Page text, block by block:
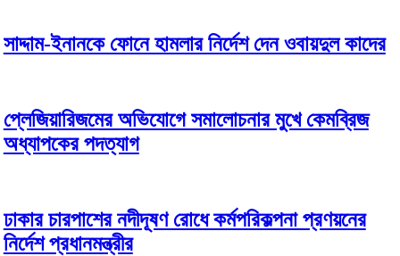
সাদ্দাম-ইনানকে ফোনে হামলার নির্দেশ দেন ওবায়দুল কাদের
প্লেজিয়ারিজমের অভিযোগে সমালোচনার মুখে কেমব্রিজ
অধ্যাপকের পদত্যাগ
ঢাকার চারপাশের নদীদূষণ রোধে কর্মপরিকল্পনা প্রণয়নের
নির্দেশ প্রধানমন্ত্রীর